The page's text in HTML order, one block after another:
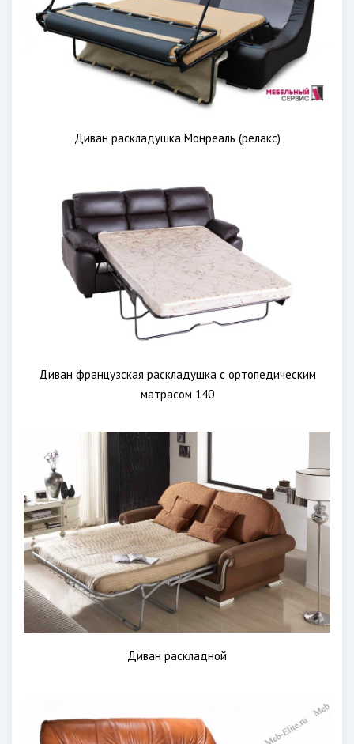
Диван раскладушка Монреаль (релакс)
Диван французская раскладушка с ортопедическим
матрасом 140
Диван раскладной